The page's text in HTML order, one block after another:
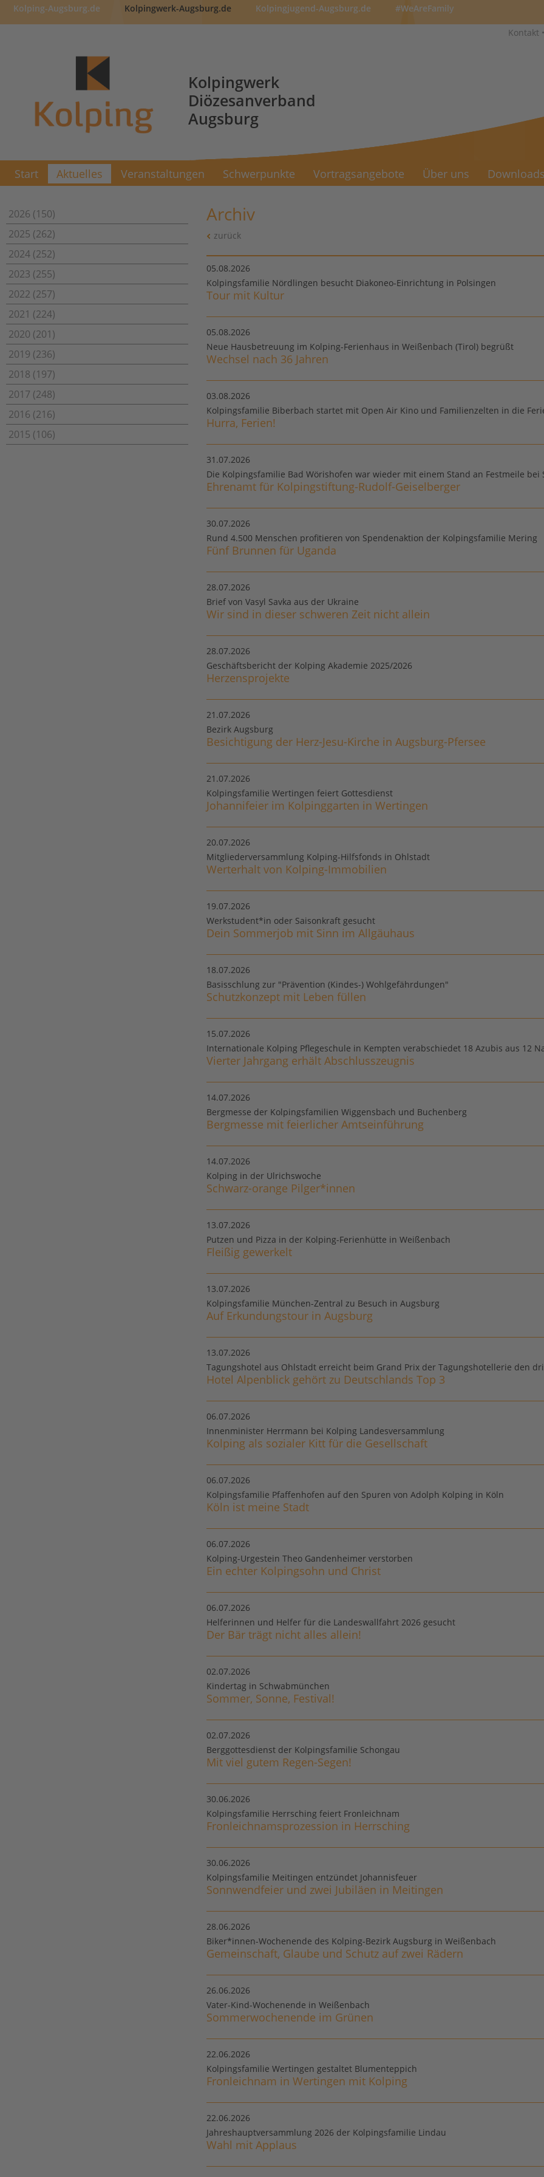
Kolping-Augsburg.de Kolpingwerk-Augsburg.de Kolpingjugend-Augsburg.de #WeAreFamily
Kontakt •
Kolpingwerk
Diözesanverband
Augsburg
Start Aktuelles Veranstaltungen Schwerpunkte Vortragsangebote Über uns Downloads
2026 (150)
2025 (262)
2024 (252)
2023 (255)
2022 (257)
2021 (224)
2020 (201)
2019 (236)
2018 (197)
2017 (248)
2016 (216)
2015 (106)
Archiv
zurück
05.08.2026
Kolpingsfamilie Nördlingen besucht Diakoneo-Einrichtung in Polsingen
Tour mit Kultur
05.08.2026
Neue Hausbetreuung im Kolping-Ferienhaus in Weißenbach (Tirol) begrüßt
Wechsel nach 36 Jahren
03.08.2026
Kolpingsfamilie Biberbach startet mit Open Air Kino und Familienzelten in die
Hurra, Ferien!
31.07.2026
Die Kolpingsfamilie Bad Wörishofen war wieder mit einem Stand an Festmeile bei
Ehrenamt für Kolpingstiftung-Rudolf-Geiselberger
30.07.2026
Rund 4.500 Menschen profitieren von Spendenaktion der Kolpingsfamilie Mering
Fünf Brunnen für Uganda
28.07.2026
Brief von Vasyl Savka aus der Ukraine
Wir sind in dieser schweren Zeit nicht allein
28.07.2026
Geschäftsbericht der Kolping Akademie 2025/2026
Herzensprojekte
21.07.2026
Bezirk Augsburg
Besichtigung der Herz-Jesu-Kirche in Augsburg-Pfersee
21.07.2026
Kolpingsfamilie Wertingen feiert Gottesdienst
Johannifeier im Kolpinggarten in Wertingen
20.07.2026
Mitgliederversammlung Kolping-Hilfsfonds in Ohlstadt
Werterhalt von Kolping-Immobilien
19.07.2026
Werkstudent*in oder Saisonkraft gesucht
Dein Sommerjob mit Sinn im Allgäuhaus
18.07.2026
Basisschlung zur "Prävention (Kindes-) Wohlgefährdungen"
Schutzkonzept mit Leben füllen
15.07.2026
Internationale Kolping Pflegeschule in Kempten verabschiedet 18 Azubis aus 12
Vierter Jahrgang erhält Abschlusszeugnis
14.07.2026
Bergmesse der Kolpingsfamilien Wiggensbach und Buchenberg
Bergmesse mit feierlicher Amtseinführung
14.07.2026
Kolping in der Ulrichswoche
Schwarz-orange Pilger*innen
13.07.2026
Putzen und Pizza in der Kolping-Ferienhütte in Weißenbach
Fleißig gewerkelt
13.07.2026
Kolpingsfamilie München-Zentral zu Besuch in Augsburg
Auf Erkundungstour in Augsburg
13.07.2026
Tagungshotel aus Ohlstadt erreicht beim Grand Prix der Tagungshotellerie den
Hotel Alpenblick gehört zu Deutschlands Top 3
06.07.2026
Innenminister Herrmann bei Kolping Landesversammlung
Kolping als sozialer Kitt für die Gesellschaft
06.07.2026
Kolpingsfamilie Pfaffenhofen auf den Spuren von Adolph Kolping in Köln
Köln ist meine Stadt
06.07.2026
Kolping-Urgestein Theo Gandenheimer verstorben
Ein echter Kolpingsohn und Christ
06.07.2026
Helferinnen und Helfer für die Landeswallfahrt 2026 gesucht
Der Bär trägt nicht alles allein!
02.07.2026
Kindertag in Schwabmünchen
Sommer, Sonne, Festival!
02.07.2026
Berggottesdienst der Kolpingsfamilie Schongau
Mit viel gutem Regen-Segen!
30.06.2026
Kolpingsfamilie Herrsching feiert Fronleichnam
Fronleichnamsprozession in Herrsching
30.06.2026
Kolpingsfamilie Meitingen entzündet Johannisfeuer
Sonnwendfeier und zwei Jubiläen in Meitingen
28.06.2026
Biker*innen-Wochenende des Kolping-Bezirk Augsburg in Weißenbach
Gemeinschaft, Glaube und Schutz auf zwei Rädern
26.06.2026
Vater-Kind-Wochenende in Weißenbach
Sommerwochenende im Grünen
22.06.2026
Kolpingsfamilie Wertingen gestaltet Blumenteppich
Fronleichnam in Wertingen mit Kolping
22.06.2026
Jahreshauptversammlung 2026 der Kolpingsfamilie Lindau
Wahl mit Applaus